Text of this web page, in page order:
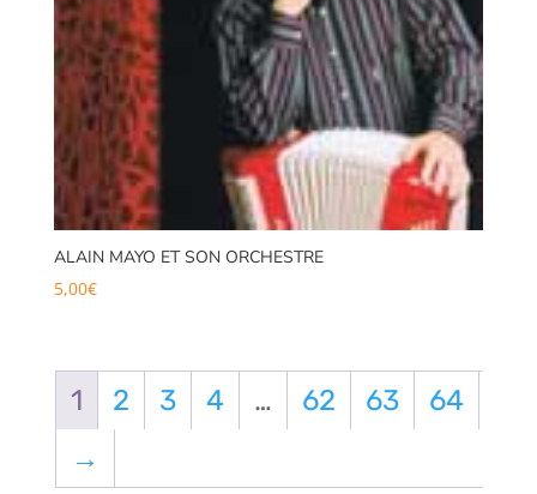
ALAIN MAYO ET SON ORCHESTRE
5,00€
1 2 3 4 … 62 63
64
→